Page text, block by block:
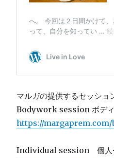
マルガの提供するセッショ
Bodywork session ボディ
https://
Individual session 個人